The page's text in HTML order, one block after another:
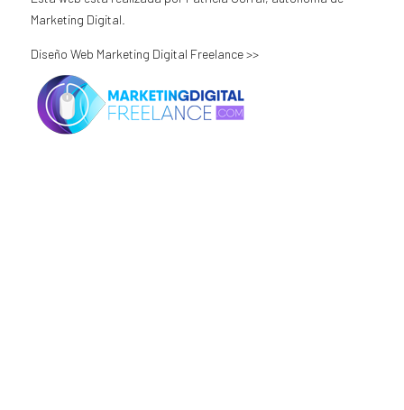
Marketing Digital.
Diseño Web Marketing Digital Freelance >>